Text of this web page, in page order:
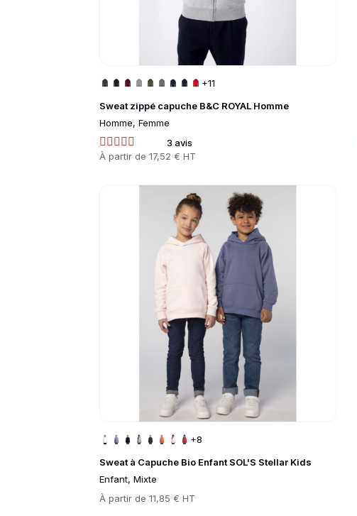
Sweat zippé capuche B&C ROYAL Homme
Homme, Femme
3 avis
Prix
À partir de 17,52 € HT
+11
Sweat à Capuche Bio Enfant SOL'S Stellar Kids
Enfant, Mixte
Prix
À partir de 11,85 € HT
+8
Go to product page